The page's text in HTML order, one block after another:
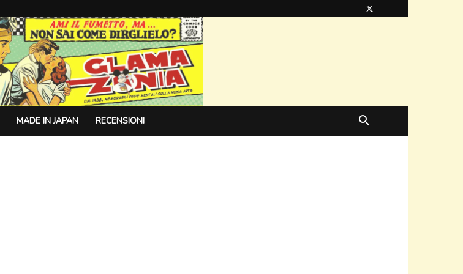
MADE IN JAPAN RECENSIONI